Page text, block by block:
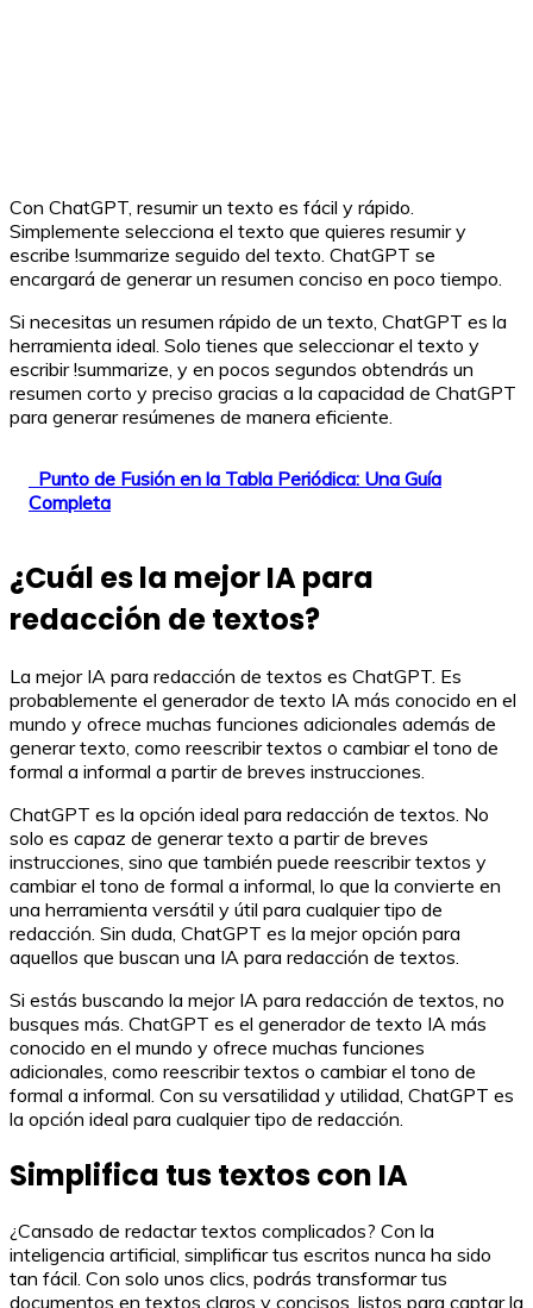
Con ChatGPT, resumir un texto es fácil y rápido.
Simplemente selecciona el texto que quieres resumir y
escribe !summarize seguido del texto. ChatGPT se
encargará de generar un resumen conciso en poco tiempo.
Si necesitas un resumen rápido de un texto, ChatGPT es la
herramienta ideal. Solo tienes que seleccionar el texto y
escribir !summarize, y en pocos segundos obtendrás un
resumen corto y preciso gracias a la capacidad de ChatGPT
para generar resúmenes de manera eficiente.
Punto de Fusión en la Tabla Periódica: Una Guía
Completa
¿Cuál es la mejor IA para
redacción de textos?
La mejor IA para redacción de textos es ChatGPT. Es
probablemente el generador de texto IA más conocido en el
mundo y ofrece muchas funciones adicionales además de
generar texto, como reescribir textos o cambiar el tono de
formal a informal a partir de breves instrucciones.
ChatGPT es la opción ideal para redacción de textos. No
solo es capaz de generar texto a partir de breves
instrucciones, sino que también puede reescribir textos y
cambiar el tono de formal a informal, lo que la convierte en
una herramienta versátil y útil para cualquier tipo de
redacción. Sin duda, ChatGPT es la mejor opción para
aquellos que buscan una IA para redacción de textos.
Si estás buscando la mejor IA para redacción de textos, no
busques más. ChatGPT es el generador de texto IA más
conocido en el mundo y ofrece muchas funciones
adicionales, como reescribir textos o cambiar el tono de
formal a informal. Con su versatilidad y utilidad, ChatGPT es
la opción ideal para cualquier tipo de redacción.
Simplifica tus textos con IA
¿Cansado de redactar textos complicados? Con la
inteligencia artificial, simplificar tus escritos nunca ha sido
tan fácil. Con solo unos clics, podrás transformar tus
documentos en textos claros y concisos, listos para captar la